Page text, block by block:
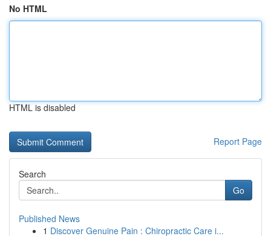
No HTML
HTML is disabled
Report Page
Search
Go
Published News
1 Discover Genuine Pain : Chiropractic Care i...